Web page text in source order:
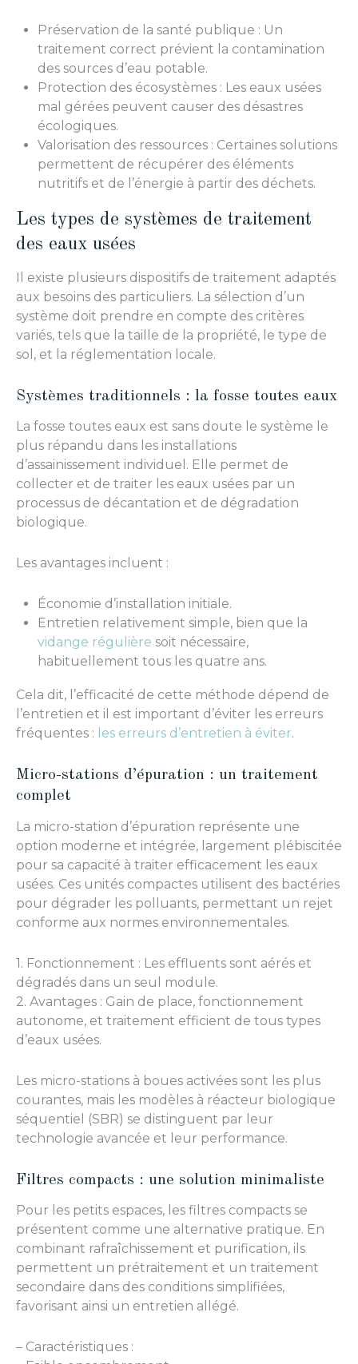
Préservation de la santé publique : Un
traitement correct prévient la contamination
des sources d’eau potable.
Protection des écosystèmes : Les eaux usées
mal gérées peuvent causer des désastres
écologiques.
Valorisation des ressources : Certaines solutions
permettent de récupérer des éléments
nutritifs et de l’énergie à partir des déchets.
Les types de systèmes de traitement
des eaux usées
Il existe plusieurs dispositifs de traitement adaptés
aux besoins des particuliers. La sélection d’un
système doit prendre en compte des critères
variés, tels que la taille de la propriété, le type de
sol, et la réglementation locale.
Systèmes traditionnels : la fosse toutes eaux
La fosse toutes eaux est sans doute le système le
plus répandu dans les installations
d’assainissement individuel. Elle permet de
collecter et de traiter les eaux usées par un
processus de décantation et de dégradation
biologique.
Les avantages incluent :
Économie d’installation initiale.
Entretien relativement simple, bien que la
vidange régulière soit nécessaire,
habituellement tous les quatre ans.
Cela dit, l’efficacité de cette méthode dépend de
l’entretien et il est important d’éviter les erreurs
fréquentes : les erreurs d’entretien à éviter.
Micro-stations d’épuration : un traitement
complet
La micro-station d’épuration représente une
option moderne et intégrée, largement plébiscitée
pour sa capacité à traiter efficacement les eaux
usées. Ces unités compactes utilisent des bactéries
pour dégrader les polluants, permettant un rejet
conforme aux normes environnementales.
1. Fonctionnement : Les effluents sont aérés et
dégradés dans un seul module.
2. Avantages : Gain de place, fonctionnement
autonome, et traitement efficient de tous types
d’eaux usées.
Les micro-stations à boues activées sont les plus
courantes, mais les modèles à réacteur biologique
séquentiel (SBR) se distinguent par leur
technologie avancée et leur performance.
Filtres compacts : une solution minimaliste
Pour les petits espaces, les filtres compacts se
présentent comme une alternative pratique. En
combinant rafraîchissement et purification, ils
permettent un prétraitement et un traitement
secondaire dans des conditions simplifiées,
favorisant ainsi un entretien allégé.
– Caractéristiques :